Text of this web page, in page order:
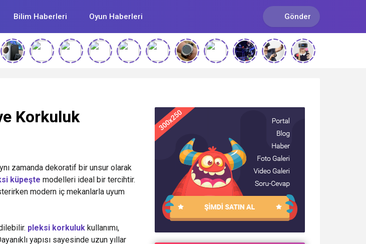
Bilim Haberleri Oyun Haberleri Gönder
Korkuluk
zamanda dekoratif bir unsur olarak
küpeşte modelleri ideal bir tercihtir.
modern iç mekanlarla uyum
pleksi korkuluk kullanımı,
yapısı sayesinde uzun yıllar